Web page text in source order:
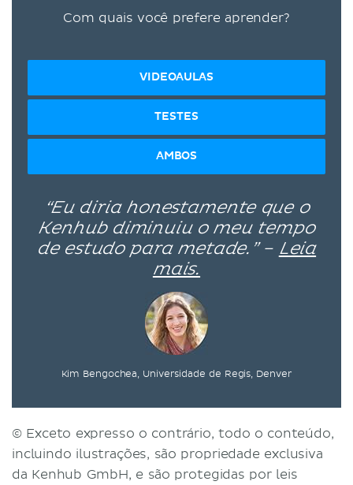
Com quais você prefere aprender?
VIDEOAULAS
TESTES
AMBOS
“Eu diria honestamente que o
Kenhub diminuiu o meu tempo
de estudo para metade.” – Leia
mais.
Kim Bengochea, Universidade de Regis, Denver
© Exceto expresso o contrário, todo o conteúdo,
incluindo ilustrações, são propriedade exclusiva
da Kenhub GmbH, e são protegidas por leis